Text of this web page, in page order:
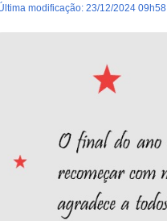
última modificação:23/12/2024 09h58